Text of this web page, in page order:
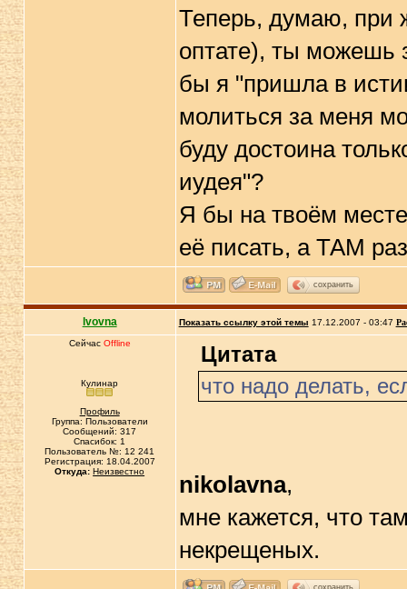
Теперь, думаю, при
оптате), ты можешь
бы я "пришла в
молиться за меня
буду достоина
иудея"?
Я бы на твоём
её писать, а ТАМ
сохранить
lvovna Показать ссылку этой темы 17.12.2007 - 03:47
Сейчас Offline
Кулинар
Профиль
Группа: Пользователи
Сообщений: 317
Спасибок: 1
Пользователь №: 12 241
Регистрация: 18.04.2007
Откуда: Неизвестно
Цитата
что надо делать,
nikolavna,
мне кажется, что
некрещеных.
сохранить